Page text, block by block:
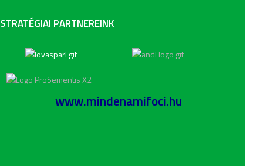
STRATÉGIAI PARTNEREINK
www.mindenamifoci.hu